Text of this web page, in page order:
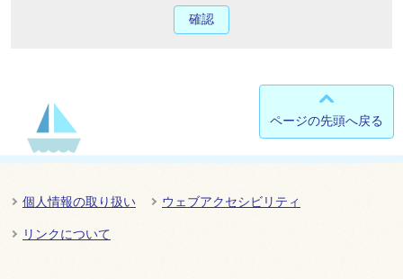
確認
ページの先頭へ戻る
個人情報の取り扱い ウェブアクセシビリティ
リンクについて